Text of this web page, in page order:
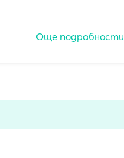
Още подробности